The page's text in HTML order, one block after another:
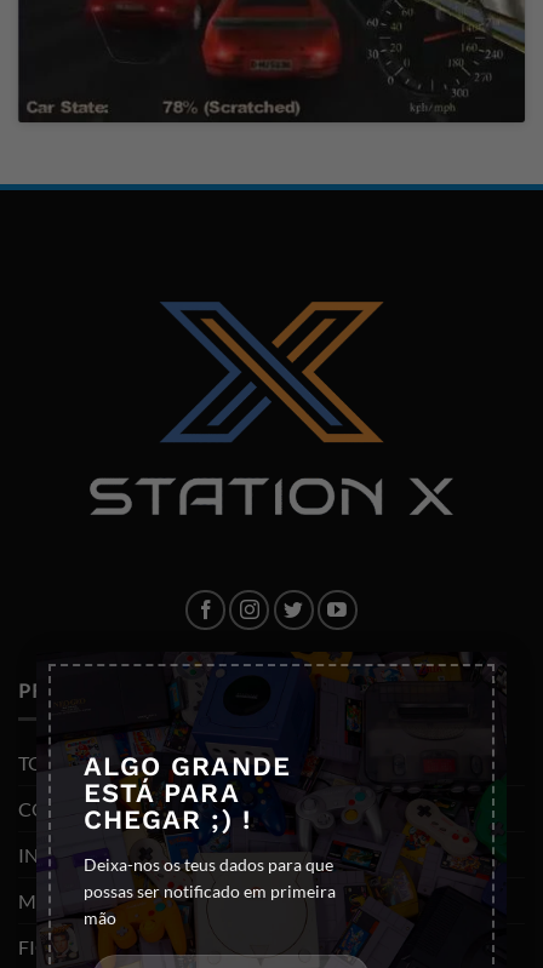
ALGO GRANDE
ESTÁ PARA
CHEGAR ;) !
Deixa-nos os teus dados para que
possas ser notificado em primeira
mão
×
PRODUTOS
TODOS OS PRODUTOS
CONSOLAS E VIDEOJOGOS
INFORMÁTICA
MOBILIDADE
FIGURAS FUNKO POP